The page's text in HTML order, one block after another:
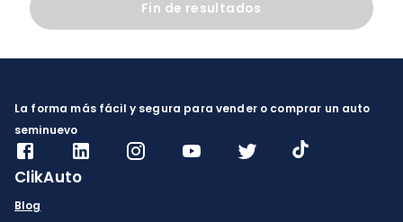
Fin de resultados
La forma más fácil y segura para vender o comprar un auto
seminuevo
ClikAuto
Blog